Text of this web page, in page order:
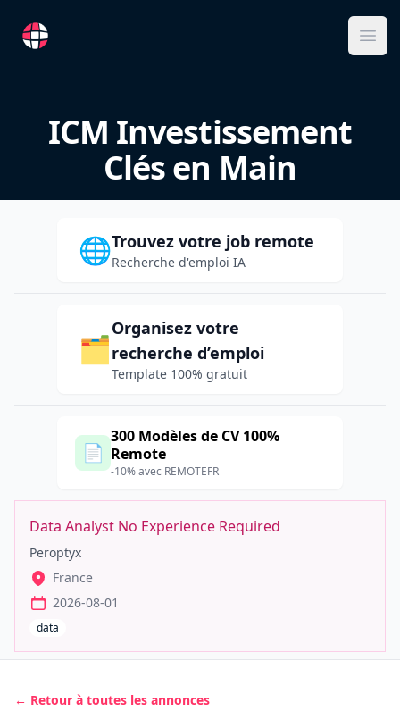
RemoteFR
ICM Investissement
Clés en Main
🌐Trouvez votre job remote
Recherche d'emploi IA
🗂️
Organisez votre
recherche d’emploi
Template 100% gratuit
📄
300 Modèles de CV 100%
Remote
-10% avec REMOTEFR
Data Analyst No Experience Required
Peroptyx
France
2026-08-01
data
← Retour à toutes les annonces